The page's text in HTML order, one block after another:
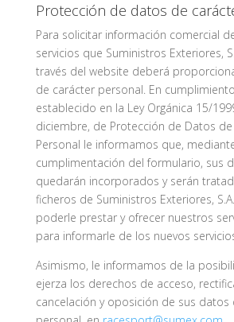
Protección de datos de
Para solicitar información comercial
servicios que Suministros Exteriores,
través del website deberá
de carácter personal. En
establecido en la Ley Orgánica 15/
diciembre, de Protección de Datos
Personal le informamos que,
cumplimentación del formulario, sus
quedarán incorporados y serán
ficheros de Suministros Exteriores,
poderle prestar y ofrecer nuestros
para informarle de los nuevos
Asimismo, le informamos de la
ejerza los derechos de acceso,
cancelación y oposición de sus datos